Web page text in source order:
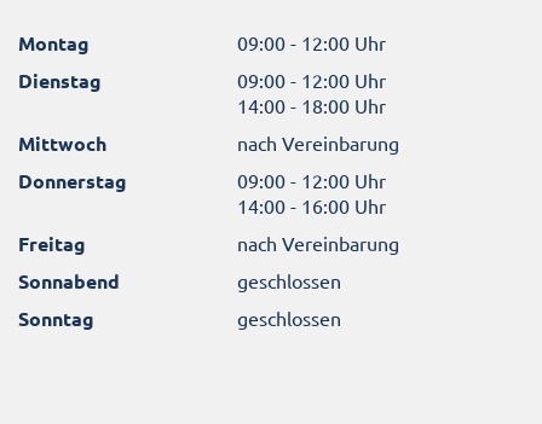
Montag 09:00 - 12:00 Uhr
Dienstag
09:00 - 12:00 Uhr
14:00 - 18:00 Uhr
Mittwoch nach Vereinbarung
Donnerstag
09:00 - 12:00 Uhr
14:00 - 16:00 Uhr
Freitag nach Vereinbarung
Sonnabend geschlossen
Sonntag geschlossen